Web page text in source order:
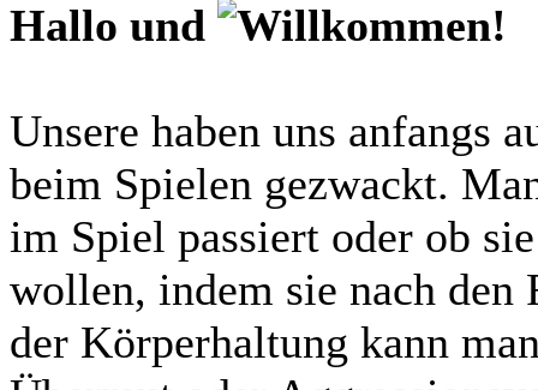
Hallo und
!
Unsere haben uns anfangs
beim Spielen gezwackt.
im Spiel passiert oder ob
wollen, indem sie nach den
der Körperhaltung kann